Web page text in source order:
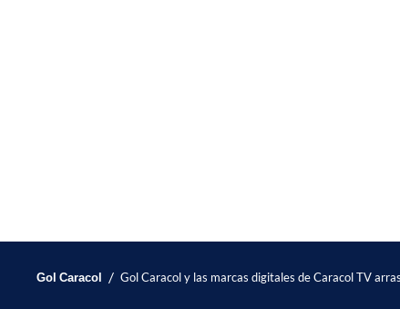
Gol Caracol / Gol Caracol y las marcas digitales de Caracol TV